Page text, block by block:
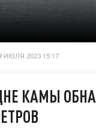
ИЮЛЯ 2023 15:17
КАМЫ